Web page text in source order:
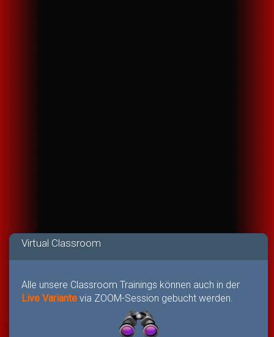
Virtual Classroom
Alle unsere Classroom Trainings können auch in der
Live Variante via ZOOM-Session gebucht werden.